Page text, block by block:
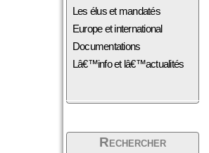
Les élus et mandatés
Europe et international
Documentations
Lâ€™info et lâ€™actualités
Rechercher